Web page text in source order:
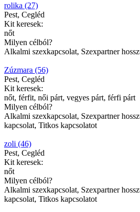
rolika (27)
Pest, Cegléd
Kit keresek:
nőt
Milyen célból?
Alkalmi szexkapcsolat, Szexpartner
Zúzmara (56)
Pest, Cegléd
Kit keresek:
nőt, férfit, női párt, vegyes párt, férfi párt
Milyen célból?
Alkalmi szexkapcsolat, Szexpartner
kapcsolat, Titkos kapcsolatot
zoli (46)
Pest, Cegléd
Kit keresek:
nőt
Milyen célból?
Alkalmi szexkapcsolat, Szexpartner
kapcsolat, Titkos kapcsolatot